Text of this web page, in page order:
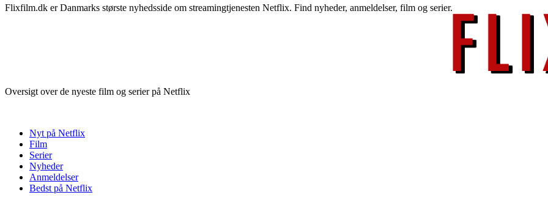
Flixfilm.dk er Danmarks største nyhedsside om streamingtjenesten Netflix. Find nyheder, anmeldelser, film og serier.
Oversigt over de nyeste film og serier på Netflix
Nyt på Netflix
Film
Serier
Nyheder
Anmeldelser
Bedst på Netflix